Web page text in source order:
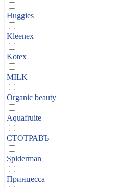
Huggies
Kleenex
Kotex
MILK
Organic beauty
Aquafruite
СТОТРАВЪ
Spiderman
Принцесса